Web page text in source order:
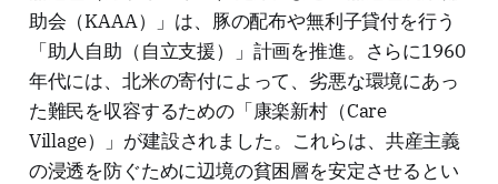
助会（KAAA）」は、豚の配布や無利子貸付を行う
「助人自助（自立支援）」計画を推進。さらに1960
年代には、北米の寄付によって、劣悪な環境にあっ
た難民を収容するための「康楽新村（Care
Village）」が建設されました。これらは、共産主義
の浸透を防ぐために辺境の貧困層を安定させるとい